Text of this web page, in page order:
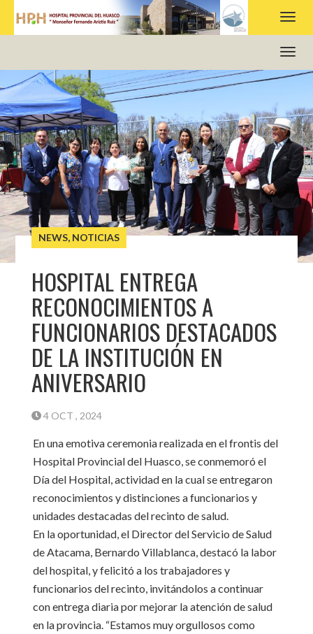
HOSPITAL PROVINCIAL DEL HUASCO
NEWS, NOTICIAS
HOSPITAL ENTREGA
RECONOCIMIENTOS A
FUNCIONARIOS DESTACADOS
DE LA INSTITUCIÓN EN
ANIVERSARIO
4 OCT , 2024
En una emotiva ceremonia realizada en el frontis del
Hospital Provincial del Huasco, se conmemoró el
Día del Hospital, actividad en la cual se entregaron
reconocimientos y distinciones a funcionarios y
unidades destacadas del recinto de salud.
En la oportunidad, el Director del Servicio de Salud
de Atacama, Bernardo Villablanca, destacó la labor
del hospital, y felicitó a los trabajadores y
funcionarios del recinto, invitándolos a continuar
con entrega diaria por mejorar la atención de salud
en la provincia. “Estamos muy orgullosos como